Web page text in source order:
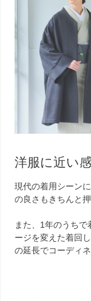
洋服に近い
現代の着用シーン
の良さもきちんと
また、1年のうち
ージを変えた着回
の延長でコーディ